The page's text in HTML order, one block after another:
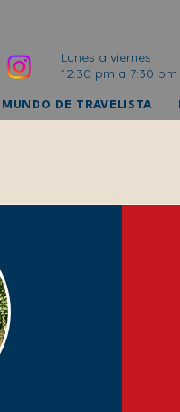
Lunes a viernes
12:30 pm a 7:30 pm
MUNDO DE TRAVELISTA